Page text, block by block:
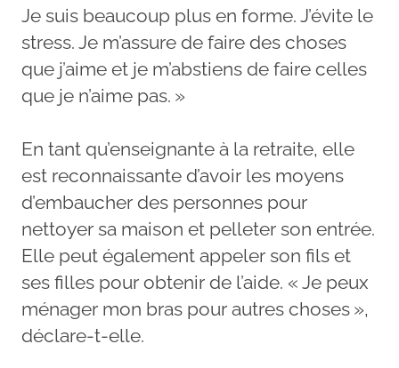
Je suis beaucoup plus en forme. J’évite le
stress. Je m’assure de faire des choses
que j’aime et je m’abstiens de faire celles
que je n’aime pas. »
En tant qu’enseignante à la retraite, elle
est reconnaissante d’avoir les moyens
d’embaucher des personnes pour
nettoyer sa maison et pelleter son entrée.
Elle peut également appeler son fils et
ses filles pour obtenir de l’aide. « Je peux
ménager mon bras pour autres choses »,
déclare-t-elle.